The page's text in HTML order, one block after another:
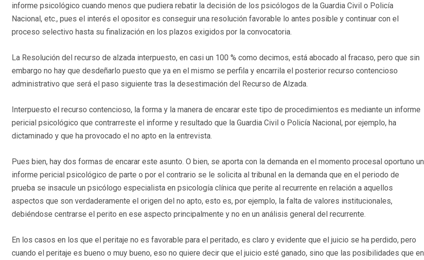
informe psicológico cuando menos que pudiera rebatir la decisión de los psicólogos de la Guardia Civil o Policía
Nacional, etc., pues el interés el opositor es conseguir una resolución favorable lo antes posible y continuar con el
proceso selectivo hasta su finalización en los plazos exigidos por la convocatoria.
La Resolución del recurso de alzada interpuesto, en casi un 100 % como decimos, está abocado al fracaso, pero que sin
embargo no hay que desdeñarlo puesto que ya en el mismo se perfila y encarrila el posterior recurso contencioso
administrativo que será el paso siguiente tras la desestimación del Recurso de Alzada.
Interpuesto el recurso contencioso, la forma y la manera de encarar este tipo de procedimientos es mediante un informe
pericial psicológico que contrarreste el informe y resultado que la Guardia Civil o Policía Nacional, por ejemplo, ha
dictaminado y que ha provocado el no apto en la entrevista.
Pues bien, hay dos formas de encarar este asunto. O bien, se aporta con la demanda en el momento procesal oportuno un
informe pericial psicológico de parte o por el contrario se le solicita al tribunal en la demanda que en el periodo de
prueba se insacule un psicólogo especialista en psicología clínica que perite al recurrente en relación a aquellos
aspectos que son verdaderamente el origen del no apto, esto es, por ejemplo, la falta de valores institucionales,
debiéndose centrarse el perito en ese aspecto principalmente y no en un análisis general del recurrente.
En los casos en los que el peritaje no es favorable para el peritado, es claro y evidente que el juicio se ha perdido, pero
cuando el peritaje es bueno o muy bueno, eso no quiere decir que el juicio esté ganado, sino que las posibilidades que en